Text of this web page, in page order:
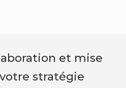
et mise
stratégie